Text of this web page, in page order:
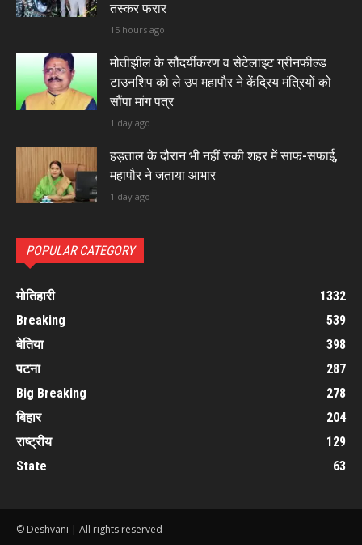
तस्कर फरार
15 hours ago
मोतीझील के सौंदर्यीकरण व सेटेलाइट ग्रीनफील्ड
टाउनशिप को ले उप महापौर ने केंद्रिय मंत्रियों को
सौंपा मांग पत्र
1 day ago
हड़ताल के दौरान भी नहीं रुकी शहर में साफ-सफाई,
महापौर ने जताया आभार
1 day ago
POPULAR CATEGORY
मोतिहारी
1332
Breaking
539
बेतिया
398
पटना
287
Big Breaking
278
बिहार
204
राष्ट्रीय
129
State
63
© Deshvani | All rights reserved